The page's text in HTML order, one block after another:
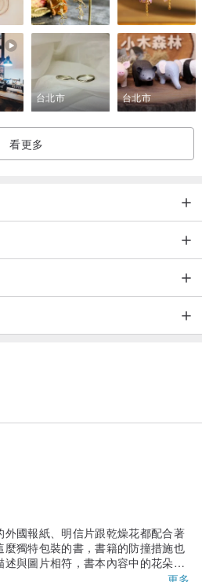
考慮再購買！
台北市 台北市
看更多
國報紙、明信片跟乾燥花都配合著
獨特包裝的書，書籍的防撞措施也
與圖片相符，書本內容中的花朵繪